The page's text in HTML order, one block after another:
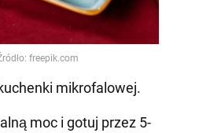
mikrofalowej.
moc i gotuj przez 5-